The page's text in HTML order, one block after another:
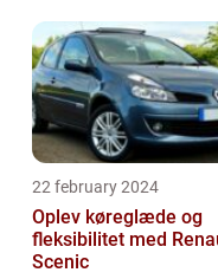
22 february 2024
Oplev køreglæde og
fleksibilitet med
Scenic